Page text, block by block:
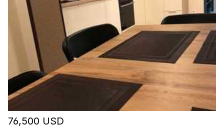
76,500 USD